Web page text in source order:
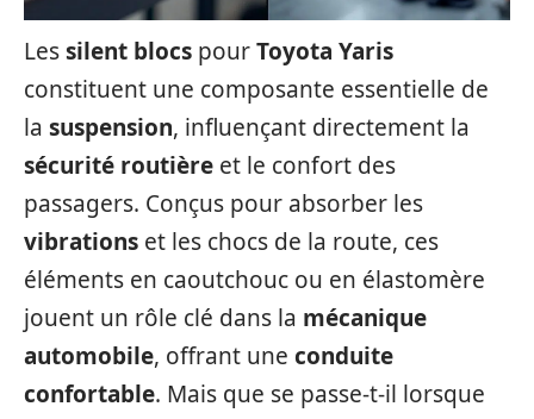
Lessilent blocs pourToyota Yaris
constituent une composante essentielle de
la suspension, influençant directement la
sécurité routière et le confort des
passagers. Conçus pour absorber les
vibrations et les chocs de la route, ces
éléments en caoutchouc ou en élastomère
jouent un rôle clé dans la mécanique
automobile, offrant une conduite
confortable. Mais que se passe-t-il lorsque